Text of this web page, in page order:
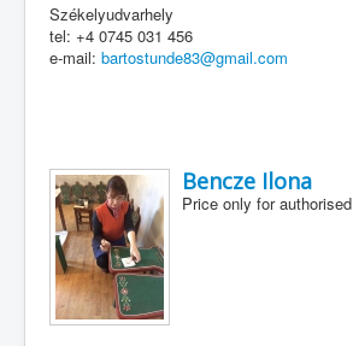
Székelyudvarhely
tel: +4 0745 031 456
e-mail: bartostunde83@gmail.com
Bencze Ilona
Price only for authorised